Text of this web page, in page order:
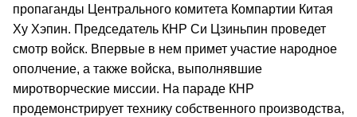
пропаганды Центрального комитета Компартии Китая
Ху Хэпин. Председатель КНР Си Цзиньпин проведет
смотр войск. Впервые в нем примет участие народное
ополчение, а также войска, выполнявшие
миротворческие миссии. На параде КНР
продемонстрирует технику собственного производства,